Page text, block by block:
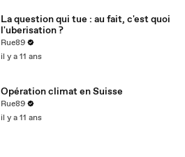
La question qui tue : au fait, c'est quoi
l'uberisation ?
Rue89
il y a 11 ans
Opération climat en Suisse
Rue89
il y a 11 ans